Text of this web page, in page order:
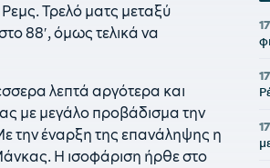
Ρεμς. Τρελό ματς μεταξύ
88′, όμως τελικά να
λεπτά αργότερα και
με μεγάλο προβάδισμα την
την έναρξη της επανάληψης η
Η ισοφάριση ήρθε στο